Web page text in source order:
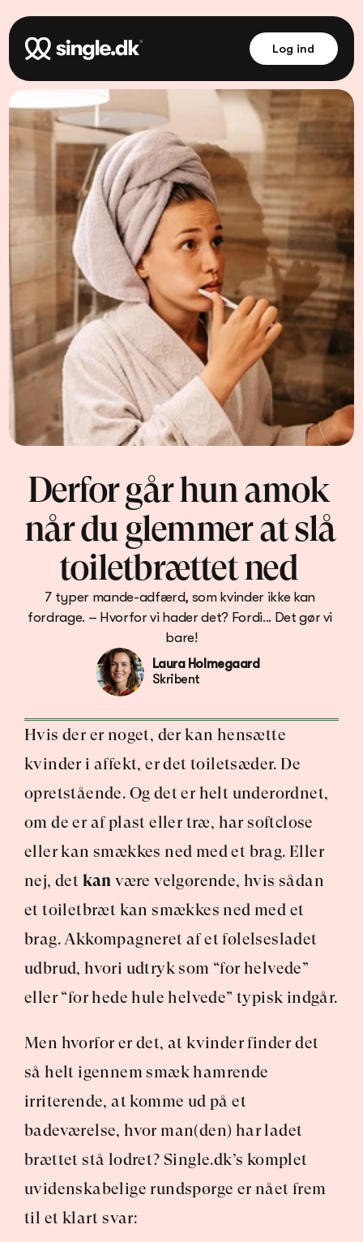
Log ind
Derfor går hun amok
når du glemmer at slå
toiletbrættet ned
7 typer mande-adfærd, som kvinder ikke kan
fordrage. – Hvorfor vi hader det? Fordi... Det gør vi
bare!
Laura Holmegaard
Skribent
Hvis der er noget, der kan hensætte
kvinder i affekt, er det toiletsæder. De
opretstående. Og det er helt underordnet,
om de er af plast eller træ, har softclose
eller kan smækkes ned med et brag. Eller
nej, det kan være velgørende, hvis sådan
et toiletbræt kan smækkes ned med et
brag. Akkompagneret af et følelsesladet
udbrud, hvori udtryk som “for helvede”
eller “for hede hule helvede” typisk indgår.
Men hvorfor er det, at kvinder finder det
så helt igennem smæk hamrende
irriterende, at komme ud på et
badeværelse, hvor man(den) har ladet
brættet stå lodret? Single.dk’s komplet
uvidenskabelige rundspørge er nået frem
til et klart svar: